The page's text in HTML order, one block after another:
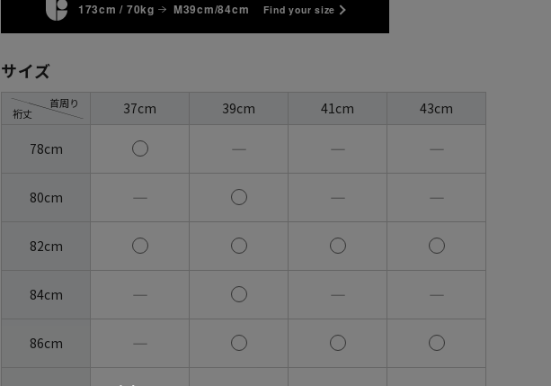
173cm / 70kg M39cm/84cm Find your size
サイズ
裄丈
首周り 37cm 39cm 41cm 43cm
78cm ― ― ―
80cm ― ― ―
82cm
84cm ― ― ―
86cm ―